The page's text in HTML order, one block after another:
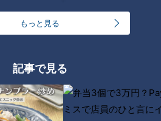
もっと見る
記事で見る
時